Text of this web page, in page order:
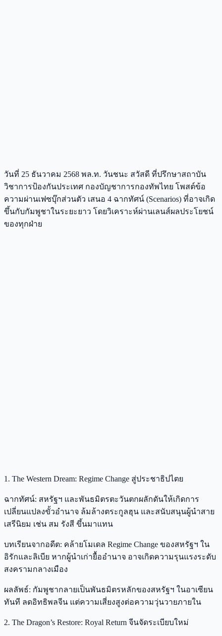
วันที่ 25 ธันวาคม 2568 พล.ท. วันชนะ สวัสดี ที่ปรึกษาสถาบัน
วิชาการป้องกันประเทศ กองบัญชาการกองทัพไทย โพสต์ข้อ
ความผ่านเฟซบุ๊กส่วนตัว เสนอ 4 ฉากทัศน์ (Scenarios) ที่อาจเกิด
ขึ้นกับกัมพูชาในระยะยาว โดยวิเคราะห์ผ่านเลนส์ผลประโยชน์
ของทุกฝ่าย
1. The Western Dream: Regime Change สู่ประชาธิปไตย
ฉากทัศน์: สหรัฐฯ และพันธมิตรตะวันตกผลักดันให้เกิดการ
เปลี่ยนแปลงขั้วอำนาจ ล้มล้างตระกูลฮุน และสนับสนุนผู้นำสาย
เสรีนิยม เช่น สม รังสี ขึ้นมาแทน
บทเรียนจากอดีต: คล้ายโมเดล Regime Change ของสหรัฐฯ ใน
อิรักและลิเบีย หากผู้นำเก่ายื้ออำนาจ อาจเกิดความรุนแรงระดับ
สงครามกลางเมือง
ผลลัพธ์: กัมพูชากลายเป็นพันธมิตรหลักของสหรัฐฯ ในอาเซียน
ทันที ลดอิทธิพลจีน แต่ความเสี่ยงสูงต่อความวุ่นวายภายใน
2. The Dragon’s Restore: Royal Return จีนจัดระเบียบใหม่